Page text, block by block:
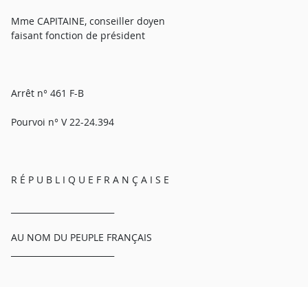
Mme CAPITAINE, conseiller doyen
faisant fonction de président
Arrêt n° 461 F-B
Pourvoi n° V 22-24.394
R É P U B L I Q U E F R A N Ç A I S E
AU NOM DU PEUPLE FRANÇAIS